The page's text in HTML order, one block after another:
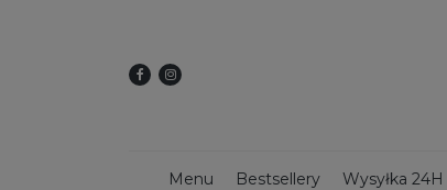
Menu Bestsellery Wysyłka 24H